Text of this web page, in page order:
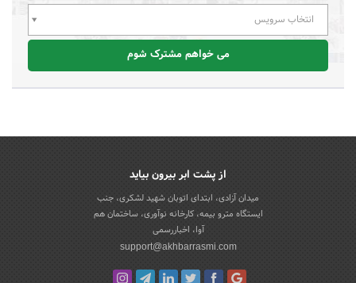
انتخاب سرویس
می خواهم مشترک شوم
از پشت ابر بیرون بیاید
میدان آزادی، ابتدای اتوبان شهید لشکری، جنب
ایستگاه مترو بیمه، کارخانه نوآوری، ساختمان هم
آوا، اخباررسمی
support@akhbarrasmi.com